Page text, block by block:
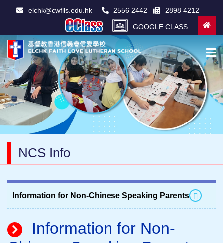
elchk@cwflls.edu.hk 2556 2442 2898 4212
GOOGLE CLASS
NCS Info
Information for Non-Chinese Speaking Parents
Information for Non-